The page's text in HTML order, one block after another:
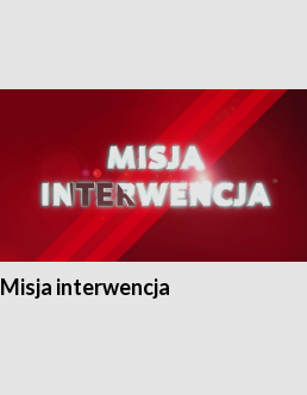
Misja interwencja